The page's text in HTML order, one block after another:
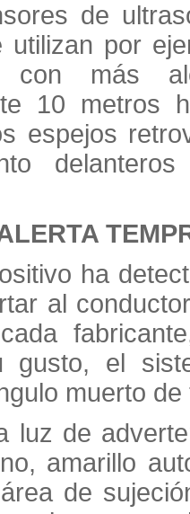
de
por
con más
10 metros
espejos
ha
al
gusto, el
muerto
luz de
amarillo
de